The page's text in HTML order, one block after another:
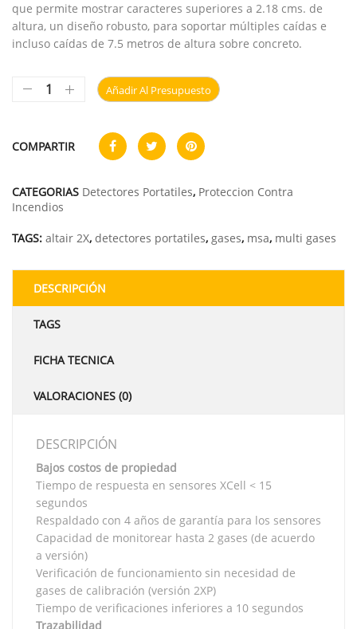
que permite mostrar caracteres superiores a 2.18 cms. de
altura, un diseño robusto, para soportar múltiples caídas e
incluso caídas de 7.5 metros de altura sobre concreto.
Añadir Al Presupuesto
COMPARTIR
CATEGORIAS Detectores Portatiles, Proteccion Contra
Incendios
TAGS: altair 2X, detectores portatiles, gases, msa, multi gases
DESCRIPCIÓN
TAGS
FICHA TECNICA
VALORACIONES (0)
DESCRIPCIÓN
Bajos costos de propiedad
Tiempo de respuesta en sensores XCell < 15
segundos
Respaldado con 4 años de garantía para los sensores
Capacidad de monitorear hasta 2 gases (de acuerdo
a versión)
Verificación de funcionamiento sin necesidad de
gases de calibración (versión 2XP)
Tiempo de verificaciones inferiores a 10 segundos
Trazabilidad